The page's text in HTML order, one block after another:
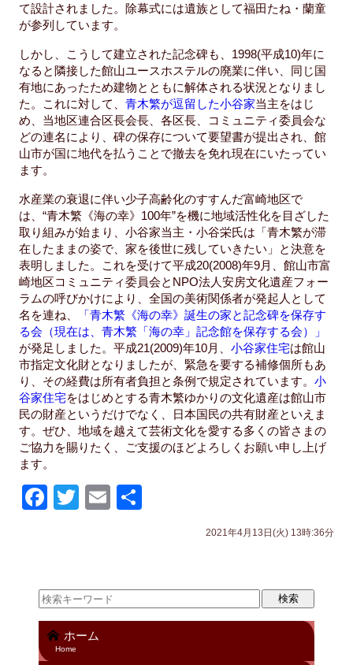
て設計されました。除幕式には遺族として福田たね・蘭童
が参列しています。
しかし、こうして建立された記念碑も、1998(平成10)年に
なると隣接した館山ユースホステルの廃業に伴い、同じ国
有地にあったため建物とともに解体される状況となりまし
た。これに対して、 青木繁が逗留した小谷家当主をはじ
め、当地区連合区長会長、各区長、コミュニティ委員会な
どの連名により、碑の保存について要望書が提出され、館
山市が国に地代を払うことで撤去を免れ現在にいたってい
ます。
水産業の衰退に伴い少子高齢化のすすんだ富崎地区で
は、“青木繁《海の幸》100年”を機に地域活性化を目ざした
取り組みが始まり、小谷家当主・小谷栄氏は「青木繁が滞
在したままの姿で、家を後世に残していきたい」と決意を
表明しました。これを受けて平成20(2008)年9月、館山市富
崎地区コミュニティ委員会とNPO法人安房文化遺産フォー
ラムの呼びかけにより、全国の美術関係者が発起人として
名を連ね、
「青木繁《海の幸》誕生の家と記念碑を保存す
る会（現在は、青木繁「海の幸」記念館を保存する会）」
が発足しました。平成21(2009)年10月、 小谷家住宅は館山
市指定文化財となりましたが、緊急を要する補修個所もあ
り、その経費は所有者負担と条例で規定されています。 小
谷家住宅をはじめとする青木繁ゆかりの文化遺産は館山市
民の財産というだけでなく、日本国民の共有財産といえま
す。ぜひ、地域を越えて芸術文化を愛する多くの皆さまの
ご協力を賜りたく、ご支援のほどよろしくお願い申し上げ
ます。
F
b
o
o
T
E
2021年4月13日(火) 13時:36分
ホーム
Home